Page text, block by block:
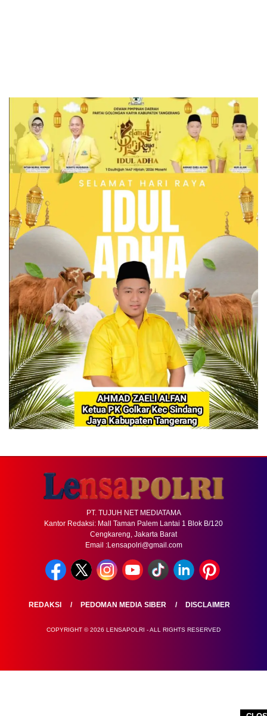
PT. TUJUH NET MEDIATAMA
Kantor Redaksi: Mall Taman Palem Lantai 1 Blok B/120
Cengkareng, Jakarta Barat
Email :Lensapolri@gmail.com
REDAKSI PEDOMAN MEDIA SIBER DISCLAIMER
COPYRIGHT © 2026 LENSAPOLRI - ALL RIGHTS RESERVED